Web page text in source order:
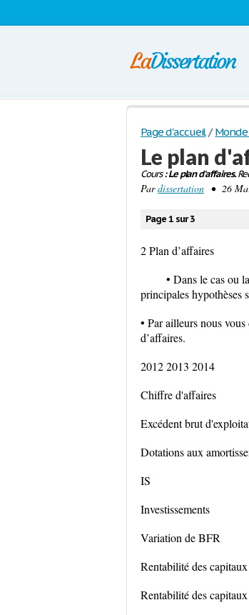
Page d'accueil /
Le plan
Cours: Le plan d'affaires.
Pardissertation • 26
Page 1 sur 3
2 Plan d’affaires
• Dans le cas ou
principales hypothèses
• Par ailleurs nous
d’affaires.
2012 2013 2014
Chiffre d'affaires
Excédent brut
Dotations aux
IS
Investissements
Variation de BFR
Rentabilité des
Rentabilité des